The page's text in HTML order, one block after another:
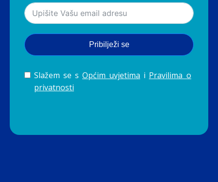
Pribilježi se
Slažem se s Općim uvjetima i Pravilima o
privatnosti